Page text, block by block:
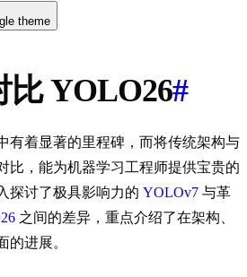
theme
比 YOLO26#
有着显著的里程碑，而将传统架构与
比，能为机器学习工程师提供宝贵的
探讨了极具影响力的 YOLOv7 与革
之间的差异，重点介绍了在架构、
的进展。